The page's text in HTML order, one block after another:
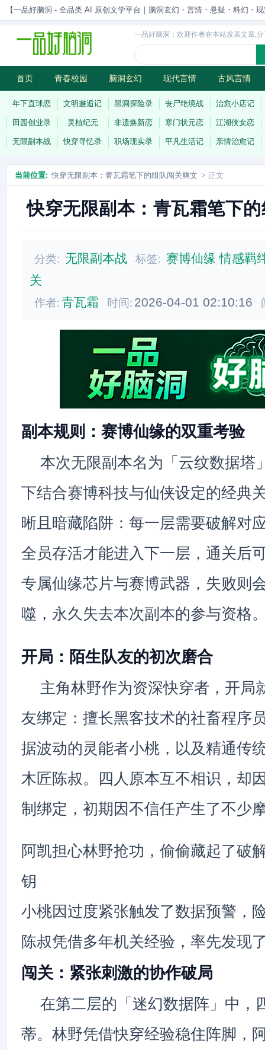
【一品好脑洞 - 全品类 AI 原创文学平台｜脑洞玄幻・言情・悬疑・科幻・
一品好脑洞：欢迎作者在本站发表文章,
首页 青春校园 脑洞玄幻 现代言情 古风言情
历史权谋 武侠江湖 灵异志怪 连载
年下直球恋 文明邂逅记 黑洞探险录 丧尸绝境战 治愈小店记
田园创业录 灵植纪元 非遗焕新恋 寒门状元恋 江湖侠女恋
无限副本战 快穿寻忆录 职场现实录 平凡生活记 亲情治愈记
当前位置: 快穿无限副本：青瓦霜笔下的组队闯关爽文 > 正文
快穿无限副本：青瓦霜笔下
分类: 无限副本战 标签: 赛博仙缘 情感羁
关
作者:青瓦霜 时间: 2026-04-01 02:10:16
副本规则：赛博仙缘的双重考验
本次无限副本名为「云纹数据塔
下结合赛博科技与仙侠设定的经典
晰且暗藏陷阱：每一层需要破解对
全员存活才能进入下一层，通关后
专属仙缘芯片与赛博武器，失败则
噬，永久失去本次副本的参与资格
开局：陌生队友的初次磨合
主角林野作为资深快穿者，开局
友绑定：擅长黑客技术的社畜程序
据波动的灵能者小桃，以及精通传
木匠陈叔。四人原本互不相识，却
制绑定，初期因不信任产生了不少
阿凯担心林野抢功，偷偷藏起了破
钥
小桃因过度紧张触发了数据预警，
陈叔凭借多年机关经验，率先发现
闯关：紧张刺激的协作破局
在第二层的「迷幻数据阵」中，
蒂。林野凭借快穿经验稳住阵脚，